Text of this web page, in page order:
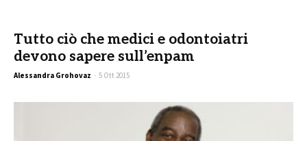
Tutto ciò che medici e odontoiatri
devono sapere sull’enpam
Alessandra Grohovaz - 5 Ott 2015